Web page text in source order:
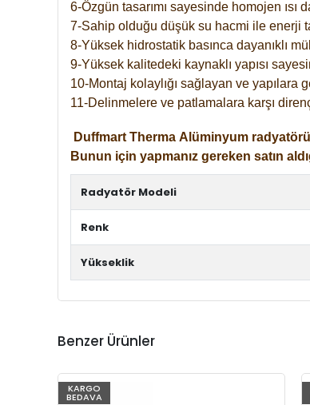
6-Özgün tasarımı sayesinde homojen ısı
7-Sahip olduğu düşük su hacmi ile enerji
8-Yüksek hidrostatik basınca dayanıklı
9-Yüksek kalitedeki kaynaklı yapısı
10-Montaj kolaylığı sağlayan ve yapılara
11-Delinmelere ve patlamalara karşı
Duffmart Therma Alüminyum
Bunun için yapmanız gereken satın
Radyatör Modeli
Renk
Yükseklik
Benzer Ürünler
KARGO
BEDAVA